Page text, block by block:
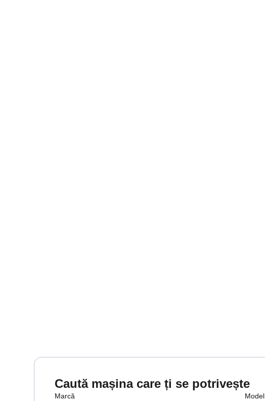
Caută mașina care ți se potrivește
Marcă Model